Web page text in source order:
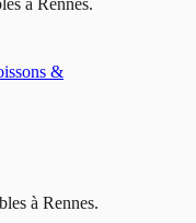
&
à Rennes.